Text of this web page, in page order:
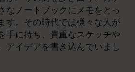
なノートブックにメモをとっ
す。その時代では様々な人が
手に持ち、貴重なスケッチや
アイデアを書き込んでいまし